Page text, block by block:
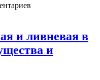
и ливневая в
и